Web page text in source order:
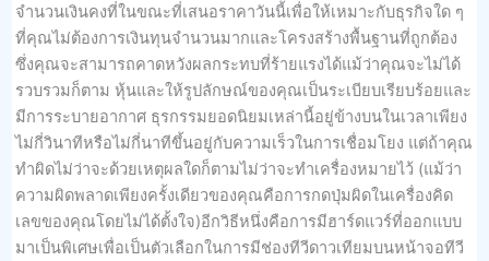
จำนวนเงินคงที่ในขณะที่เสนอราคาวันนี้เพื่อให้เหมาะกับธุรกิจใด ๆ
ที่คุณไม่ต้องการเงินทุนจำนวนมากและโครงสร้างพื้นฐานที่ถูกต้อง
ซึ่งคุณจะสามารถคาดหวังผลกระทบที่ร้ายแรงได้แม้ว่าคุณจะไม่ได้
รวบรวมก็ตาม หุ้นและให้รูปลักษณ์ของคุณเป็นระเบียบเรียบร้อยและ
มีการระบายอากาศ ธุรกรรมยอดนิยมเหล่านี้อยู่ข้างบนในเวลาเพียง
ไม่กี่วินาทีหรือไม่กี่นาทีขึ้นอยู่กับความเร็วในการเชื่อมโยง แต่ถ้าคุณ
ทำผิดไม่ว่าจะด้วยเหตุผลใดก็ตามไม่ว่าจะทำเครื่องหมายไว้ (แม้ว่า
ความผิดพลาดเพียงครั้งเดียวของคุณคือการกดปุ่มผิดในเครื่องคิด
เลขของคุณโดยไม่ได้ตั้งใจ)อีกวิธีหนึ่งคือการมีฮาร์ดแวร์ที่ออกแบบ
มาเป็นพิเศษเพื่อเป็นตัวเลือกในการมีช่องทีวีดาวเทียมบนหน้าจอทีวี